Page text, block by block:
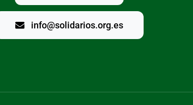
info@solidarios.org.es